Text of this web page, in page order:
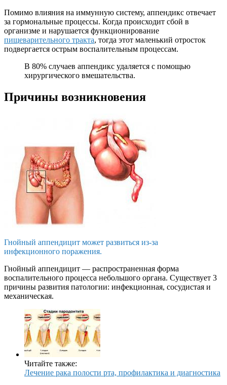
Помимо влияния на иммунную систему, аппендикс отвечает
за гормональные процессы. Когда происходит сбой в
организме и нарушается функционирование
пищеварительного тракта, тогда этот маленький отросток
подвергается острым воспалительным процессам.
В 80% случаев аппендикс удаляется с помощью
хирургического вмешательства.
Причины возникновения
Гнойный аппендицит может развиться из-за
инфекционного поражения.
Гнойный аппендицит — распространенная форма
воспалительного процесса небольшого органа. Существует 3
причины развития патологии: инфекционная, сосудистая и
механическая.
Читайте также:
Лечение рака полости рта, профилактика и диагностика